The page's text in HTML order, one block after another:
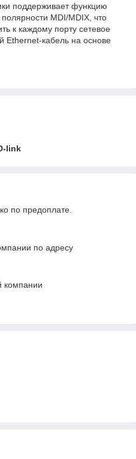
поддерживает функцию
MDI/MDIX, что
к каждому порту сетевое
Ethernet-кабель на основе
link
по предоплате.
по адресу
компании